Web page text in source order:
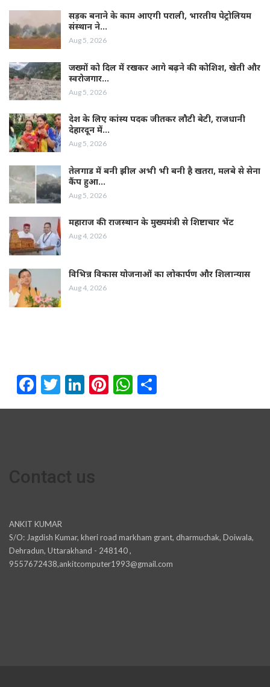
सड़क बनाने के काम आएगी पराली, भारतीय पेट्रोलियम
संस्थान ने…
Aug 5, 2026
जख्मों को दिल में रखकर आगे बढ़ने की कोशिश, खेती और
स्वरोजगार…
Aug 5, 2026
देश के लिए कांस्य पदक जीतकर लौटी बेटी, राजधानी
देहारदून में…
Aug 5, 2026
तेलगाड में बनी झील अभी भी बनी है खतरा, मलबे से सेना
कैंप हुआ…
Aug 5, 2026
महाराज की राजस्थान के मुख्यमंत्री से शिष्टाचार भेंट
Aug 4, 2026
विभिन्न विकास योजनाओं का लोकार्पण और शिलान्यास
Aug 4, 2026
Facebook
Twitter
LinkedIn
Pinterest
WhatsApp
ANKIT KUMAR
S/O: Jagdish Kumar, kheri road markham grant, dharmuchak, Doiwala,
Dehradun, Uttarakhand - 248140 ,
9557672438,ankitcomputer1993@gmail.com